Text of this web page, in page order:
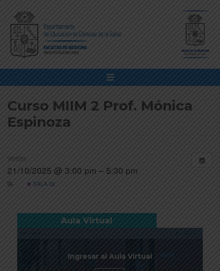
Curso MIIM 2 Prof. Mónica
Espinoza
WHEN:
21/10/2025 @ 3:00 pm – 5:30 pm
SALA 02
Aula Virtual
Ingresar al Aula Virtual